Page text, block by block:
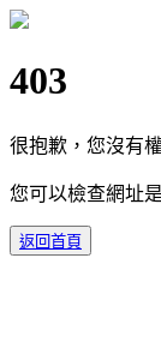
403
很抱歉，您沒有
您可以檢查網址
返回首頁